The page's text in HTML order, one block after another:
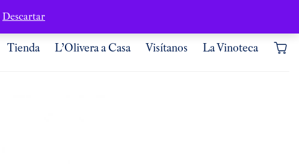
Descartar
Tienda L’Olivera a Casa Visítanos La Vinoteca